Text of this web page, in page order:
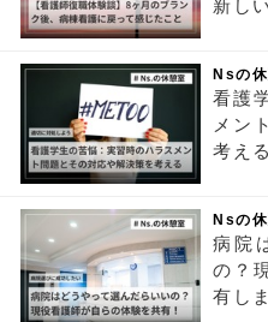
新し
Nsの
看護
メン
考える
Nsの
病院
の？
有し